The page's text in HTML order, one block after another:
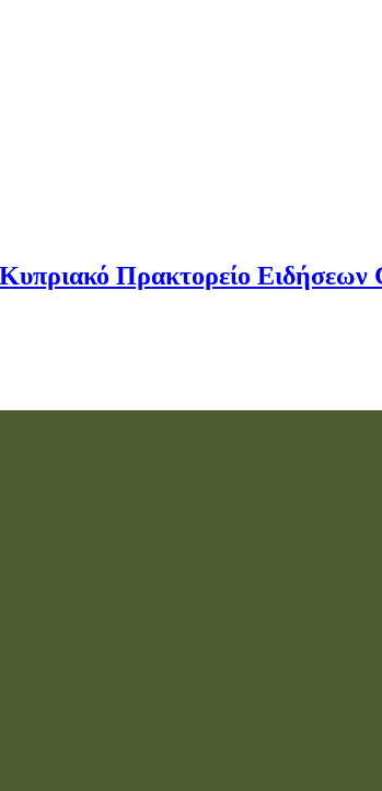
Κυπριακό Πρακτορείο Ειδήσεων